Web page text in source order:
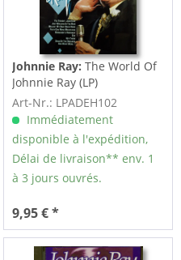
Johnnie Ray: The World Of
Johnnie Ray (LP)
Art-Nr.: LPADEH102
Immédiatement
disponible à l'expédition,
Délai de livraison** env. 1
à 3 jours ouvrés.
9,95 € *